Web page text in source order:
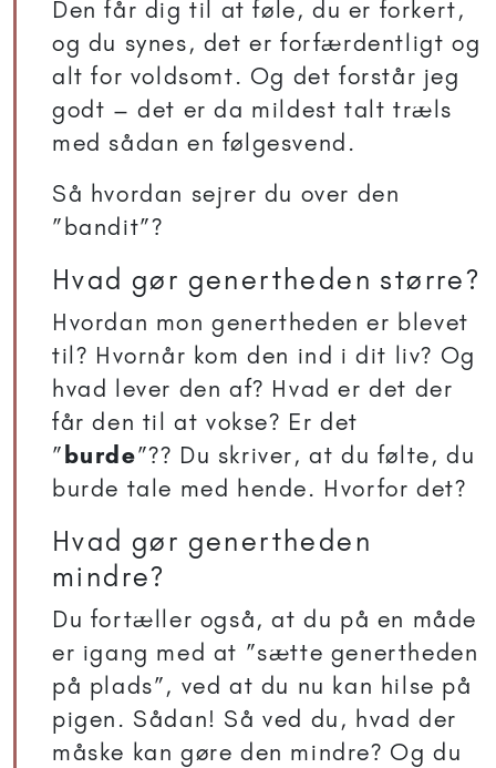
Den får dig til at føle, du er forkert,
og du synes, det er forfærdentligt og
alt for voldsomt. Og det forstår jeg
godt – det er da mildest talt træls
med sådan en følgesvend.
Så hvordan sejrer du over den
”bandit”?
Hvad gør genertheden større?
Hvordan mon genertheden er blevet
til? Hvornår kom den ind i dit liv? Og
hvad lever den af? Hvad er det der
får den til at vokse? Er det
” burde”?? Du skriver, at du følte, du
burde tale med hende. Hvorfor det?
Hvad gør genertheden
mindre?
Du fortæller også, at du på en måde
er igang med at ”sætte genertheden
på plads”, ved at du nu kan hilse på
pigen. Sådan! Så ved du, hvad der
måske kan gøre den mindre? Og du